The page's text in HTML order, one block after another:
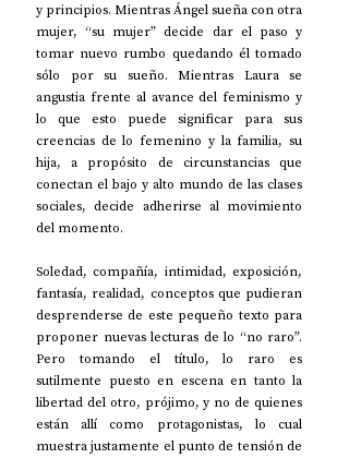
y principios. Mientras Ángel sueña con otra
mujer, “su mujer” decide dar el paso y
tomar nuevo rumbo quedando él tomado
sólo por su sueño. Mientras Laura se
angustia frente al avance del feminismo y
lo que esto puede significar para sus
creencias de lo femenino y la familia, su
hija, a propósito de circunstancias que
conectan el bajo y alto mundo de las clases
sociales, decide adherirse al movimiento
del momento.
Soledad, compañía, intimidad, exposición,
fantasía, realidad, conceptos que pudieran
desprenderse de este pequeño texto para
proponer nuevas lecturas de lo “no raro”.
Pero tomando el título, lo raro es
sutilmente puesto en escena en tanto la
libertad del otro, prójimo, y no de quienes
están allí como protagonistas, lo cual
muestra justamente el punto de tensión de